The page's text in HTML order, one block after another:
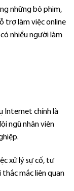
những bộ phim,
trợ làm việc online
nhiều người làm
Internet chính là
ngũ nhân viên
xử lý sự cố, tư
mắc liên quan